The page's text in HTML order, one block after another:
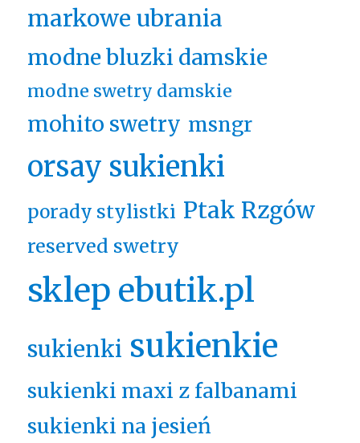
markowe ubrania
modne bluzki damskie
modne swetry damskie
mohito swetry msngr
orsay sukienki
porady stylistki Ptak Rzgów
reserved swetry
sklep ebutik.pl
sukienki sukienkie
sukienki maxi z falbanami
sukienki na jesień